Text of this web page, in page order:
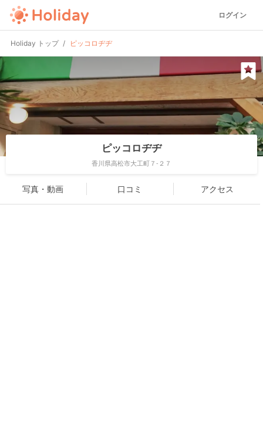
ログイン
Holiday トップ ピッコロヂヂ
ピッコロヂヂ
香川県高松市大工町７-２７
写真・動画 口コミ アクセス